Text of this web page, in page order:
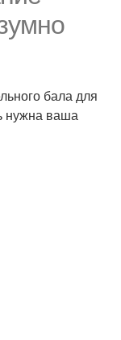
бала для
нужна ваша